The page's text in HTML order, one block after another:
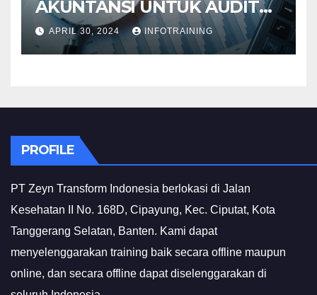
AKUNTANSI UNTUK AUDIT
INVESTIGATIF
APRIL 30, 2024 INFOTRAINING
PROFILE
PT Zeyn Transform Indonesia berlokasi di Jalan
Kesehatan II No. 168D, Cipayung, Kec. Ciputat, Kota
Tanggerang Selatan, Banten. Kami dapat
menyelenggarakan training baik secara offline maupun
online, dan secara offline dapat diselenggarakan di